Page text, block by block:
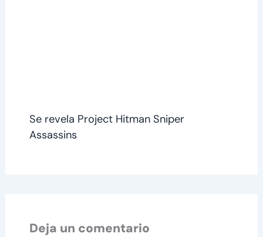
Se revela Project Hitman Sniper
Assassins
Deja un comentario